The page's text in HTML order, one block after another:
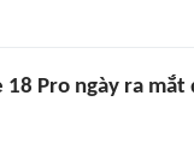
18 Pro ngày ra